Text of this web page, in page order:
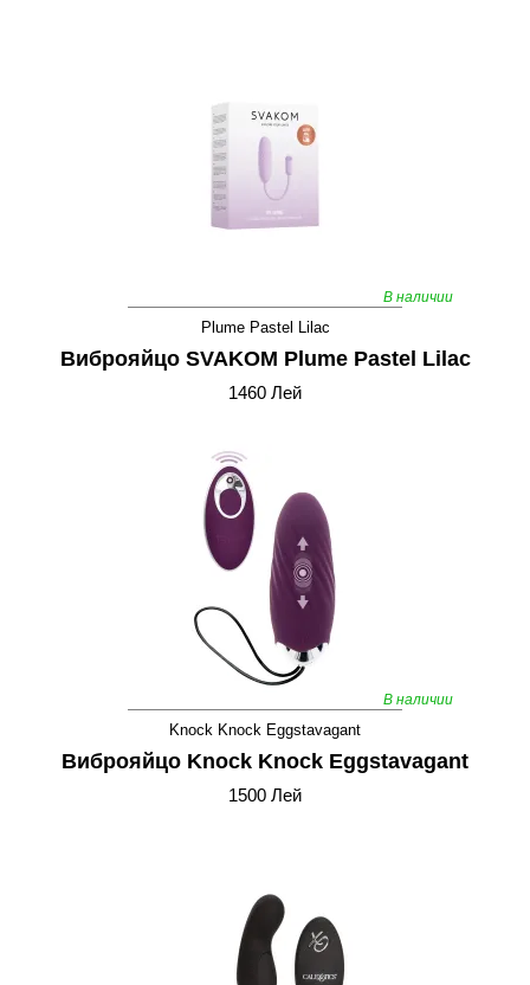
В наличии
Plume Pastel Lilac
Виброяйцо SVAKOM Plume Pastel Lilac
1460 Лей
В наличии
Knock Knock Eggstavagant
Виброяйцо Knock Knock Eggstavagant
1500 Лей